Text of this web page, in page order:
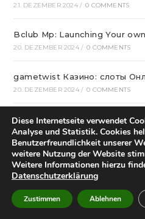
21. DEZEMBER 2024 / 0 COMMENTS
Bclub Mp: Launching Your
20. DEZEMBER 2024 / 0 COMMENTS
gametwist Казино: слоты
20. DEZEMBER 2024 / 0 COMMENTS
„Unlock Great Deals at DC
Shopping Destination!“
18. DEZEMBER 2024 / 0 COMMENTS
Aviator Predictors Under
Diese Internetseite verwendet
Analyse und Statistik. Cookies
Benutzerfreundlichkeit unserer
weitere Nutzung der Website
Weitere Informationen hierzu
Datenschutzerklärung
Zustimmen Ablehnen